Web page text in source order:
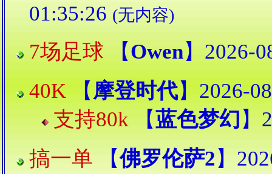
01:35:26 (无内容)
7场足球 【Owen】2026-
40K 【摩登时代】2026-
支持80k 【蓝色梦幻 】
搞一单 【佛罗伦萨2 】